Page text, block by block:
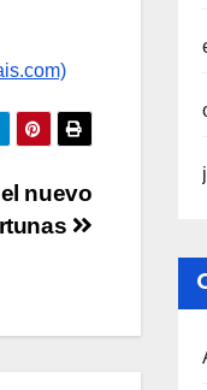
nuevo